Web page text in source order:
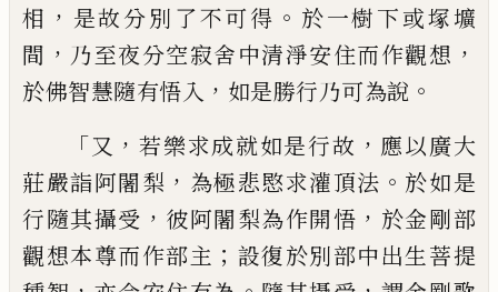
相 ， 是故分別了不可得 。 於一樹下或塚壙
間 ， 乃至夜分空寂舍中清淨安住而作觀想 ，
於佛智慧隨有悟入 ， 如是勝行乃可為說 。
「又 ，若樂求成就如是行故 ， 應以廣大
莊嚴詣阿闍梨 ， 為極悲愍求灌頂法 。 於如是
行隨其攝受 ， 彼阿闍梨為作開悟 ， 於金剛部
觀想本尊而作部主 ； 設復於別部中出生菩提